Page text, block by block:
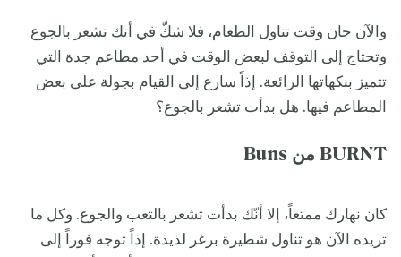
والآن حان وقت تناول الطعام، فلا شكّ في أنك تشعر بالجوع
وتحتاج إلى التوقف لبعض الوقت في أحد مطاعم جدة التي
تتميز بنكهاتها الرائعة. إذاً سارع إلى القيام بجولة على بعض
المطاعم فيها. هل بدأت تشعر بالجوع؟
BURNT من Buns
كان نهارك ممتعاً، إلا أنّك بدأت تشعر بالتعب والجوع. وكل ما
تريده الآن هو تناول شطيرة برغر لذيذة. إذاً توجه فوراً إلى